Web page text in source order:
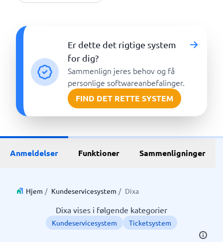
Er dette det rigtige system
for dig?
Sammenlign jeres behov og få
personlige softwareanbefalinger.
FIND DET RETTE SYSTEM
Anmeldelser Funktioner Sammenligninger
Hjem / Kundeservicesystem / Dixa
Dixa vises i følgende kategorier
Kundeservicesystem Ticketsystem